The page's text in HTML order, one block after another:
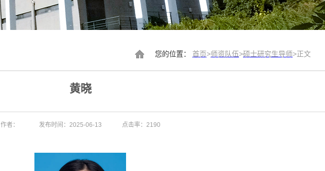
您的位置： 首页>师资队伍>硕士研究生导师>正文
黄晓
作者： 发布时间：2025-06-13 点击率： 2190